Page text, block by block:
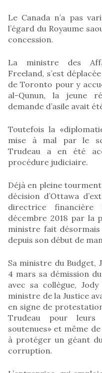
Le Canada n’a pas
l’égard du Royaume
concession.
La ministre des
Freeland, s’est
de Toronto pour y
al-Qunun, la jeune
demande d’asile avait
Toutefois la
mise à mal par le
Trudeau a en été
procédure judiciaire.
Déjà en pleine
décision d’Ottawa
directrice
décembre 2018 par la
ministre fait
depuis son début de
Sa ministre du Budget,
4 mars sa démission
avec sa collègue, Jody
ministre de la Justice
en signe de
Trudeau pour leurs
soutenues» et même
à protéger un géant
corruption.